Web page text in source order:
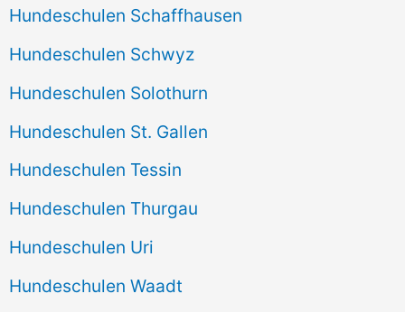
Hundeschulen Schaffhausen
Hundeschulen Schwyz
Hundeschulen Solothurn
Hundeschulen St. Gallen
Hundeschulen Tessin
Hundeschulen Thurgau
Hundeschulen Uri
Hundeschulen Waadt